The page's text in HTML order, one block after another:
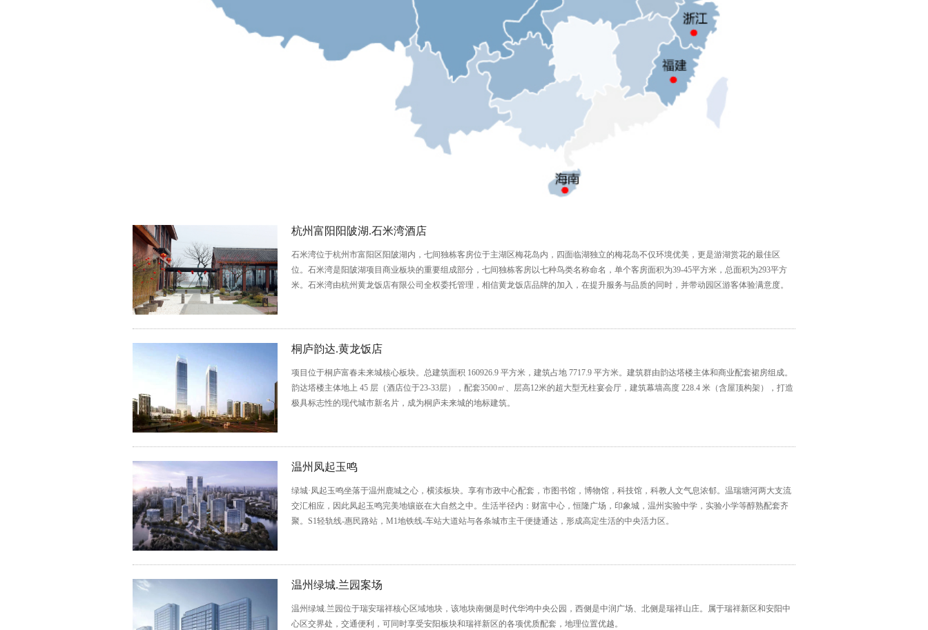
杭州富阳阳陂湖.石米湾酒店
石米湾位于杭州市富阳区阳陂湖内，七间独栋客房位于主湖区梅花岛内，四面临湖独立的梅花岛不仅环境优美，更是游湖赏花的最佳区
位。石米湾是阳陂湖项目商业板块的重要组成部分，七间独栋客房以七种鸟类名称命名，单个客房面积为39-45平方米，总面积为293平方
米。石米湾由杭州黄龙饭店有限公司全权委托管理，相信黄龙饭店品牌的加入，在提升服务与品质的同时，并带动园区游客体验满意度。
桐庐韵达.黄龙饭店
项目位于桐庐富春未来城核心板块。总建筑面积 160926.9 平方米，建筑占地 7717.9 平方米。建筑群由韵达塔楼主体和商业配套裙房组成。
韵达塔楼主体地上 45 层（酒店位于23-33层），配套3500㎡、层高12米的超大型无柱宴会厅，建筑幕墙高度 228.4 米（含屋顶构架），打造
极具标志性的现代城市新名片，成为桐庐未来城的地标建筑。
温州凤起玉鸣
绿城·凤起玉鸣坐落于温州鹿城之心，横渎板块。享有市政中心配套，市图书馆，博物馆，科技馆，科教人文气息浓郁。温瑞塘河两大支流
交汇相应，因此凤起玉鸣完美地镶嵌在大自然之中。生活半径内：财富中心，恒隆广场，印象城，温州实验中学，实验小学等醇熟配套齐
聚。S1轻轨线-惠民路站，M1地铁线-车站大道站与各条城市主干便捷通达，形成高定生活的中央活力区。
温州绿城.兰园案场
温州绿城.兰园位于瑞安瑞祥核心区域地块，该地块南侧是时代华鸿中央公园，西侧是中润广场、北侧是瑞祥山庄。属于瑞祥新区和安阳中
心区交界处，交通便利，可同时享受安阳板块和瑞祥新区的各项优质配套，地理位置优越。